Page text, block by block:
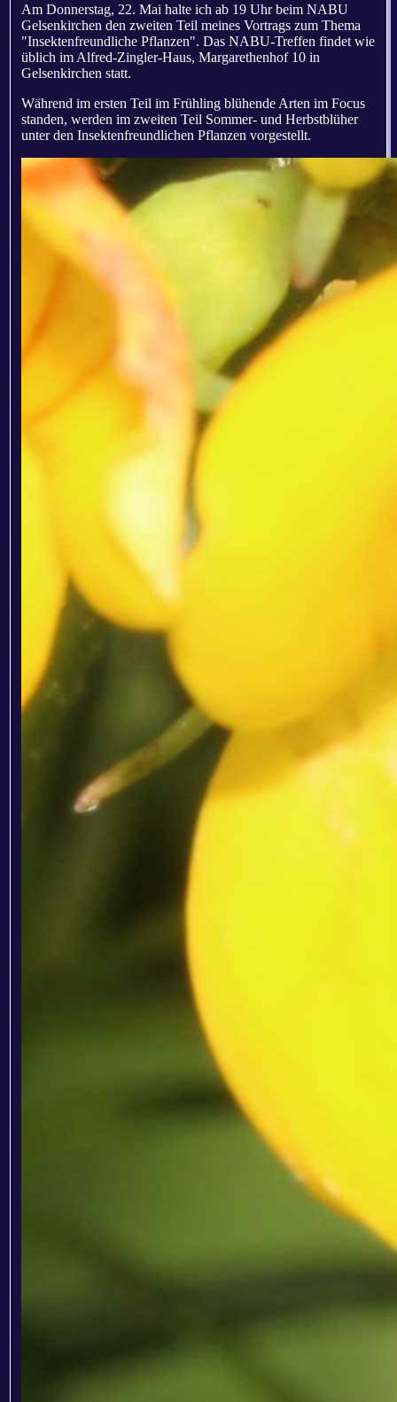
Am Donnerstag, 22. Mai halte ich ab 19 Uhr beim NABU
Gelsenkirchen den zweiten Teil meines Vortrags zum Thema
"Insektenfreundliche Pflanzen". Das NABU-Treffen findet wie
üblich im Alfred-Zingler-Haus, Margarethenhof 10 in
Gelsenkirchen statt.
Während im ersten Teil im Frühling blühende Arten im Focus
standen, werden im zweiten Teil Sommer- und Herbstblüher
unter den Insektenfreundlichen Pflanzen vorgestellt.